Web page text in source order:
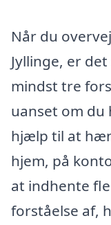
Når du
Jyllinge, er
mindst tre
uanset om
hjælp til at
hjem, på
at indhente
forståelse af,